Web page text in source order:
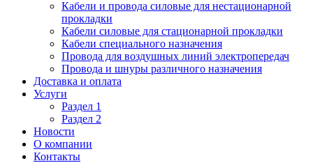
Кабели и провода силовые для нестационарной
прокладки
Кабели силовые для стационарной прокладки
Кабели специального назначения
Провода для воздушных линий электропередач
Провода и шнуры различного назначения
Доставка и оплата
Услуги
Раздел 1
Раздел 2
Новости
О компании
Контакты